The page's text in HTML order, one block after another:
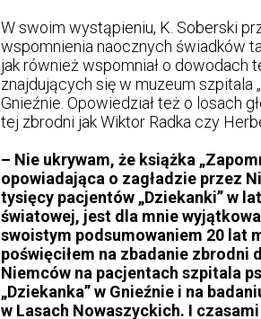
W swoim wystąpieniu, K. Soberski
wspomnienia naocznych świadków
jak również wspomniał o dowodach
znajdujących się w muzeum szpitala
Gnieźnie. Opowiedział też o losach
tej zbrodni jak Wiktor Radka czy
– Nie ukrywam, że książka
opowiadająca o zagładzie przez
tysięcy pacjentów „Dziekanki” w
światowej, jest dla mnie
swoistym podsumowaniem 20 lat
poświęciłem na zbadanie zbrodni
Niemców na pacjentach szpitala
„Dziekanka” w Gnieźnie i na
w Lasach Nowaszyckich. I